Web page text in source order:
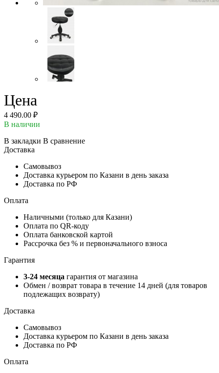
Цена
4 490.00 ₽
В наличии
В закладки В сравнение
Доставка
Самовывоз
Доставка курьером по Казани в день заказа
Доставка по РФ
Оплата
Наличными (только для Казани)
Оплата по QR-коду
Оплата банковской картой
Рассрочка без % и первоначального взноса
Гарантия
3-24 месяца гарантия от магазина
Обмен / возврат товара в течение 14 дней (для товаров
подлежащих возврату)
Доставка
Самовывоз
Доставка курьером по Казани в день заказа
Доставка по РФ
Оплата